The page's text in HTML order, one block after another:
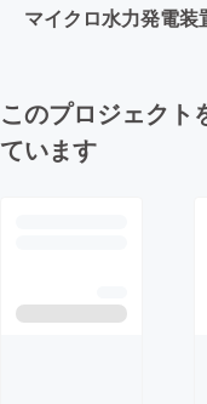
マイクロ水力発電装
このプロジェクト
ています